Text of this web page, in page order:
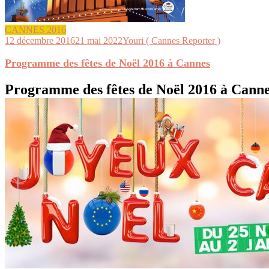
CANNES 2016
12 décembre 201621 mai 2022Youri ( Cannes Reporter )
Programme des fêtes de Noël 2016 à Cannes
Programme des fêtes de Noël 2016 à